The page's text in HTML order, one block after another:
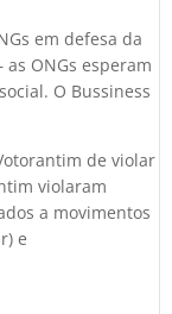
em defesa da
ONGs esperam
O Bussiness
de violar
violaram
a movimentos
e